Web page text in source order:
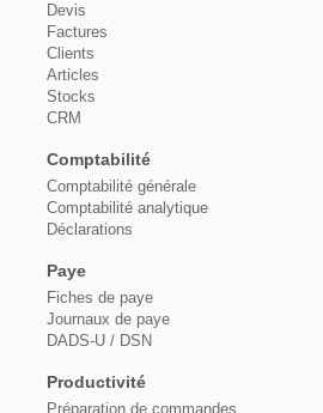
Devis
Factures
Clients
Articles
Stocks
CRM
Comptabilité
Comptabilité générale
Comptabilité analytique
Déclarations
Paye
Fiches de paye
Journaux de paye
DADS-U / DSN
Productivité
Préparation de commandes